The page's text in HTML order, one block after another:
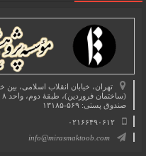
صندوق پستی: ۵۶۹-۱۳۱۸۵
۰۲۱۶۶۴۹۰۶۱۲
info@mirasmaktoob.com